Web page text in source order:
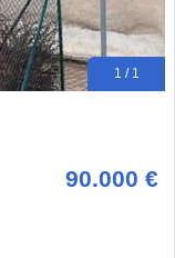
1 / 1
90.000 €